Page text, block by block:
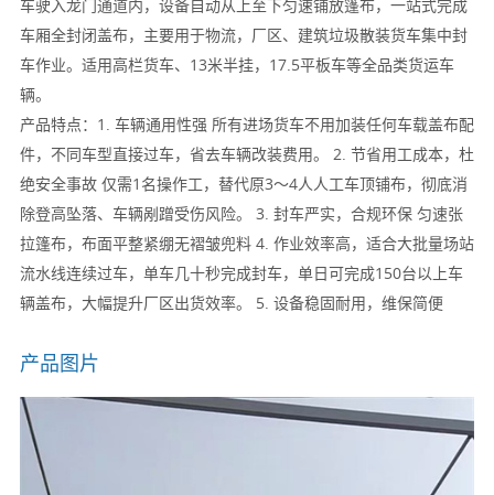
车驶入龙门通道内，设备自动从上至下匀速铺放篷布，一站式完成
车厢全封闭盖布，主要用于物流，厂区、建筑垃圾散装货车集中封
车作业。适用高栏货车、13米半挂，17.5平板车等全品类货运车
辆。
产品特点： 1. 车辆通用性强 所有进场货车不用加装任何车载盖布配
件，不同车型直接过车，省去车辆改装费用。 2. 节省用工成本，杜
绝安全事故 仅需1名操作工，替代原3～4人人工车顶铺布，彻底消
除登高坠落、车辆剐蹭受伤风险。 3. 封车严实，合规环保 匀速张
拉篷布，布面平整紧绷无褶皱兜料 4. 作业效率高，适合大批量场站
流水线连续过车，单车几十秒完成封车，单日可完成150台以上车
辆盖布，大幅提升厂区出货效率。 5. 设备稳固耐用，维保简便
产品图片